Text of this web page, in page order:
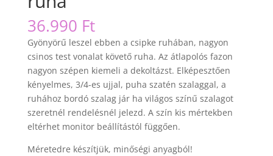
36.990 Ft
Gyönyörű leszel ebben a csipke ruhában, nagyon
csinos test vonalat követő ruha. Az átlapolós fazon
nagyon szépen kiemeli a dekoltázst. Elképesztően
kényelmes, 3/4-es ujjal, puha szatén szalaggal, a
ruhához bordó szalag jár ha világos színű szalagot
szeretnél rendelésnél jelezd. A szín kis mértekben
eltérhet monitor beállítástól függően.
Méretedre készítjük, minőségi anyagból!